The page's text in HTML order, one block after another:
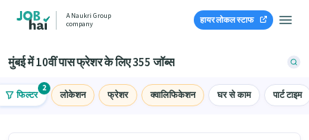
A Naukri Group
company
हायर लोकल स्टाफ
मुंबई में 10वीं पास फ्रेशर के लिए 355 जॉब्स
फिल्टर
2
लोकेशन फ्रेशर क्वालिफिकेशन घर से काम पार्ट टाइम